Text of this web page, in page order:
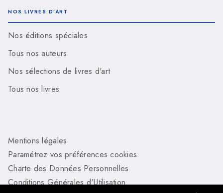
NOS LIVRES D'ART
Nos éditions spéciales
Tous nos auteurs
Nos sélections de livres d'art
Tous nos livres
Mentions légales
Paramétrez vos préférences cookies
Charte des Données Personnelles
Conditions Générales d'Utilisation